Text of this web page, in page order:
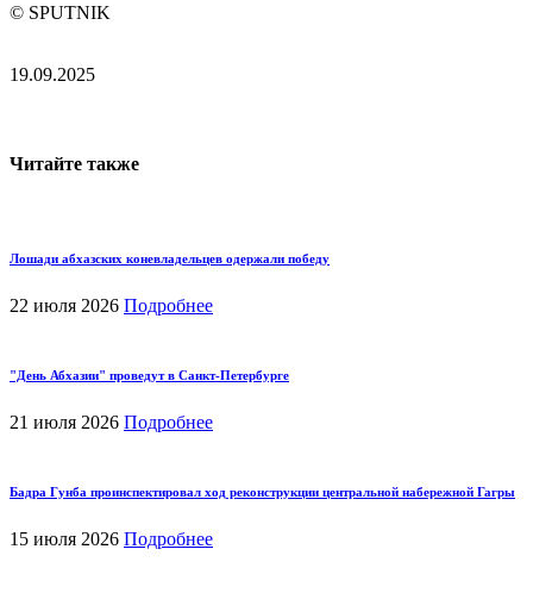
© SPUTNIK
19.09.2025
Читайте также
Лошади абхазских коневладельцев одержали победу
22 июля 2026 Подробнее
"День Абхазии" проведут в Санкт-Петербурге
21 июля 2026 Подробнее
Бадра Гунба проинспектировал ход реконструкции центральной набережной Гагры
15 июля 2026 Подробнее